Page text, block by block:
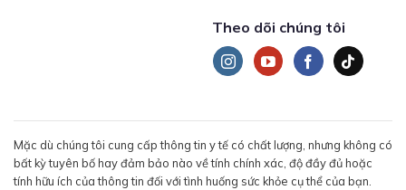
Theo dõi chúng tôi
Mặc dù chúng tôi cung cấp thông tin y tế có chất lượng, nhưng không có
bất kỳ tuyên bố hay đảm bảo nào về tính chính xác, độ đầy đủ hoặc
tính hữu ích của thông tin đối với tình huống sức khỏe cụ thể của bạn.